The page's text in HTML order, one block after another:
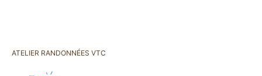
ATELIER RANDONNÉES VTC